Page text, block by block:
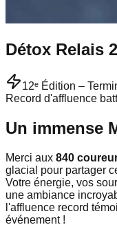
Détox Relais
12ᵉ Édition –
Record d'affluence
Un immense
Merci aux 840
glacial pour partager
Votre énergie, vos
une ambiance
l'affluence record
événement !